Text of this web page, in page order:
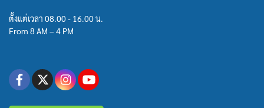
ตั้งแต่เวลา 08.00 - 16.00 น.
From 8 AM – 4 PM